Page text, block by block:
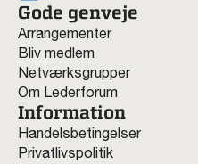
Gode genveje
Arrangementer
Bliv medlem
Netværksgrupper
Om Lederforum
Information
Handelsbetingelser
Privatlivspolitik